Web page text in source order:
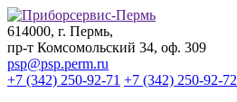
614000, г. Пермь,
пр-т Комсомольский 34, оф. 309
psp@psp.perm.ru
+7 (342) 250-92-71 +7 (342) 250-92-72